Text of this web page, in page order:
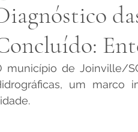
município de Joinville/
um marco